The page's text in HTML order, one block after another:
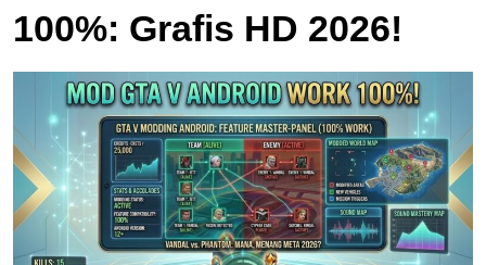
100%: Grafis HD 2026!